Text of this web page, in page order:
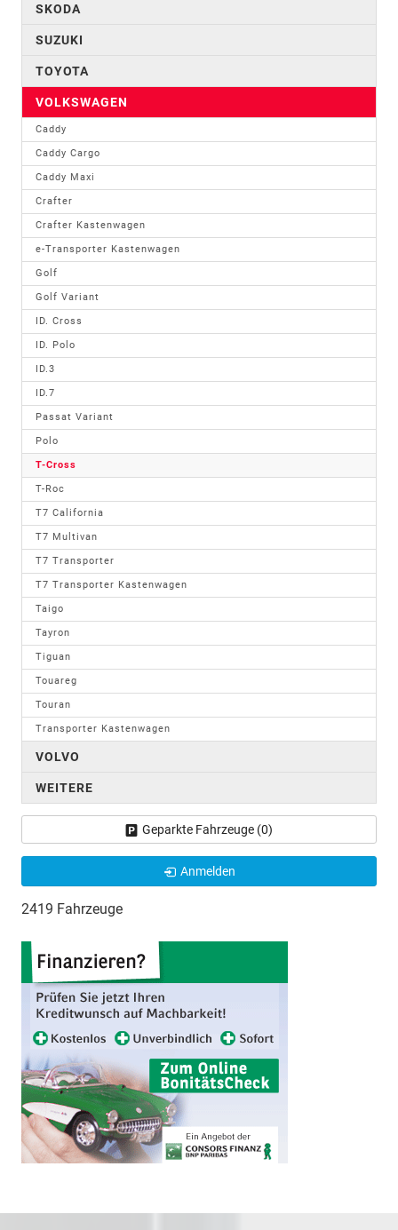
SKODA
SUZUKI
TOYOTA
VOLKSWAGEN
Caddy
Caddy Cargo
Caddy Maxi
Crafter
Crafter Kastenwagen
e-Transporter Kastenwagen
Golf
Golf Variant
ID. Cross
ID. Polo
ID.3
ID.7
Passat Variant
Polo
T-Cross
T-Roc
T7 California
T7 Multivan
T7 Transporter
T7 Transporter Kastenwagen
Taigo
Tayron
Tiguan
Touareg
Touran
Transporter Kastenwagen
VOLVO
WEITERE
Geparkte Fahrzeuge (0)
Anmelden
2419 Fahrzeuge